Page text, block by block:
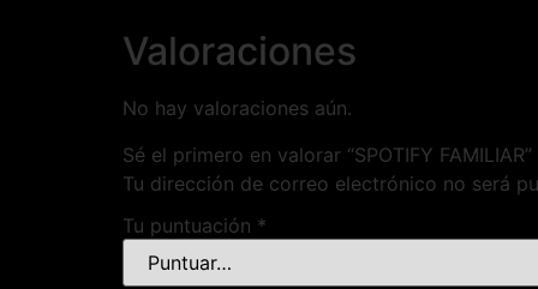
Valoraciones
No hay valoraciones aún.
Sé el primero en valorar “SPOTIFY FAMILIAR”
Tu dirección de correo electrónico no será
Tu puntuación *